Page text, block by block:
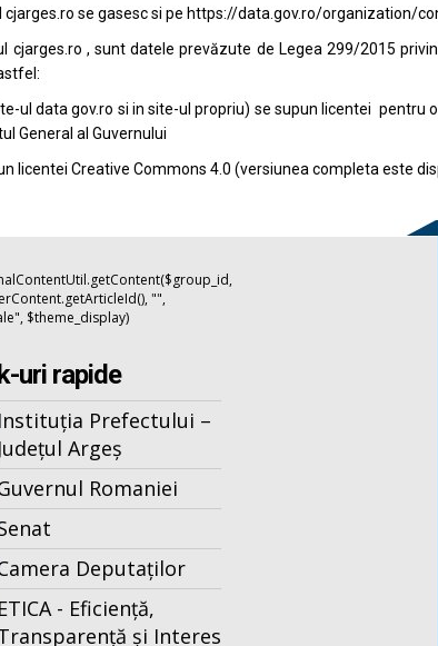
cjarges.ro se gasesc si pe https://data.gov.ro/organization/
cjarges.ro , sunt datele prevăzute de Legea 299/2015
ul datagov.ro si in site-ul propriu) se supun licentei pentru o
General al Guvernului
licentei Creative Commons 4.0 (versiunea completa este
"",
$theme_display)
uri rapide
Instituția Prefectului –
Județul Argeș
Romaniei
Deputaților
ETICA - Eficiență,
și Interes